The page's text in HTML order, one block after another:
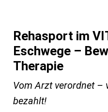
Rehasport im
Eschwege –
Therapie
Vom Arzt verordnet –
bezahlt!